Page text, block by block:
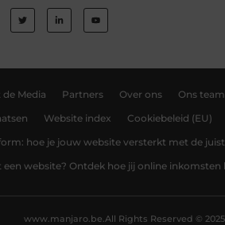
de Media Partners Over ons Ons team
Website index Cookiebeleid (EU)
hoe je jouw website versterkt met de
een website? Ontdek hoe jij online
All Rights Reserved © 2025
www.manjaro.be.